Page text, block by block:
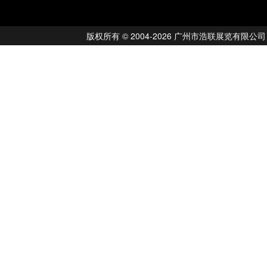
版权所有 © 2004-2026 广州市浩联展览有限公